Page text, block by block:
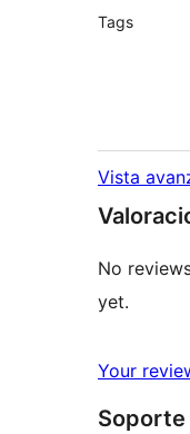
Tags
Vista
No
yet.
Your
Soporte